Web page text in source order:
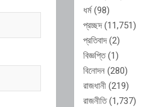
ধর্ম(98)
প্রচ্ছদ(11,751)
প্রতিবাদ(2)
বিজ্ঞপ্তি(1)
বিনোদন (280)
রাজধানী (219)
রাজনীতি(1,737)